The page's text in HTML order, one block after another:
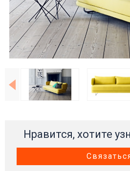
Нравится, хотите